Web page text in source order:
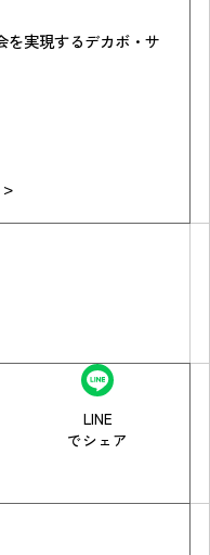
を実現するデカボ・サ
>
LINE
でシェア